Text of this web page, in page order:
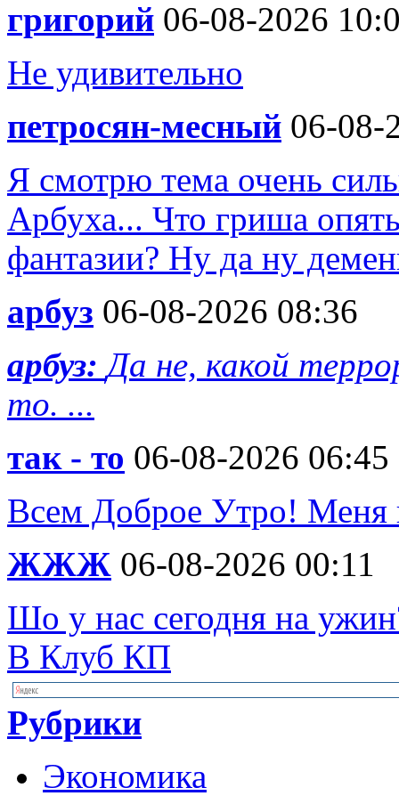
григорий 06-08-2026
Не удивительно
петросян-месный 06-08-
Я смотрю тема очень
Арбуха... Что гриша
фантазии? Ну да ну
арбуз 06-08-2026 08:36
арбуз:Да не, какой
то. ...
так - то 06-08-2026 06:45
Всем Доброе Утро! Меня
ЖЖЖ 06-08-2026 00:11
Шо у нас сегодня на
В Клуб КП
Рубрики
Экономика